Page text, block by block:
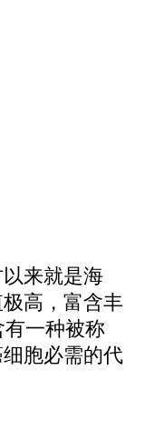
来就是海
高，富含丰
一种被称
胞必需的代